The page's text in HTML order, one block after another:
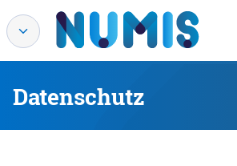
Datenschutz